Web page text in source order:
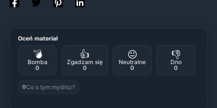
Oceń materiał
💣
Bomba
0
👍
Zgadzam się
0
😐
Neutralne
0
👎
Dno
0
0Co o tym myślisz?